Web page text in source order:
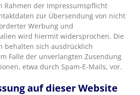
Rahmen der Impressumspflicht
zur Übersendung von nicht
Werbung und
wird hiermit widersprochen. Die
behalten sich ausdrücklich
Falle der unverlangten Zusendung
etwa durch Spam-E-Mails, vor.
auf dieser Website